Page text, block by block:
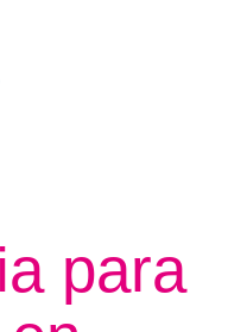
para